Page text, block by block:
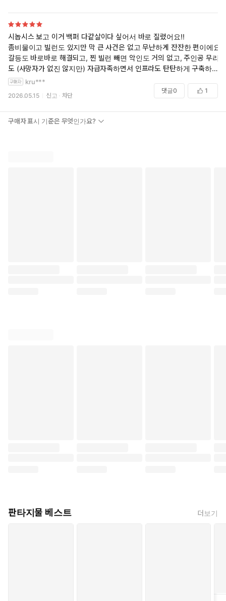
시놉시스 보고 이거 백퍼 다같살이다 싶어서 바로 질렀어요!!
좀비물이고 빌런도 있지만 막 큰 사건은 없고 무난하게 잔잔한 편이에요.
갈등도 바로바로 해결되고, 찐 빌런 빼면 악인도 거의 없고, 주인공 무리
도 (사망자가 없진 않지만) 자급자족하면서 인프라도 탄탄하게 구축하고
진짜 오래오래 잘 살 것 같아서, 어두운 부분 없이 깔끔하고 무난하게 읽
을 수 있었습니다. 다만 어느 정도 초반 이야기가 지나 안정되고 나니 조
금 지루해지는건 어쩔 수 없네요ㅠㅠㅠ
그치만 일단 다공일수 다같살 보려고 지른거였는데... 씬이 엄청 많고 (막
kru***
2026.05.15 신고 차단
댓글0 1
구매자 표시 기준은 무엇인가요?
판타지물 베스트 더보기